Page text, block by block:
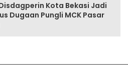
Kota Bekasi Jadi
Dugaan Pungli MCK Pasar